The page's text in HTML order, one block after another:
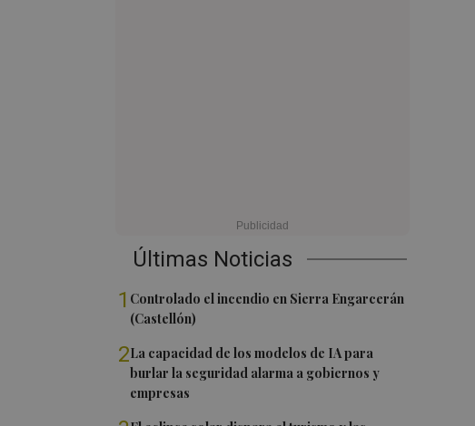
Últimas Noticias
1 Controlado el incendio en Sierra Engarcerán
(Castellón)
2La capacidad de los modelos de IA para
burlar la seguridad alarma a gobiernos y
empresas